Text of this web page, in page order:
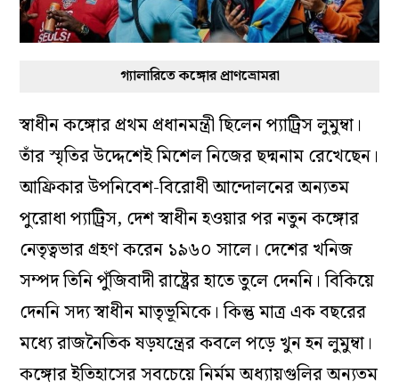
গ্যালারিতে কঙ্গোর প্রাণভ্রোমরা
স্বাধীন কঙ্গোর প্রথম প্রধানমন্ত্রী ছিলেন প্যাট্রিস লুমুম্বা।
তাঁর স্মৃতির উদ্দেশেই মিশেল নিজের ছদ্মনাম রেখেছেন।
আফ্রিকার উপনিবেশ-বিরোধী আন্দোলনের অন্যতম
পুরোধা প্যাট্রিস, দেশ স্বাধীন হওয়ার পর নতুন কঙ্গোর
নেতৃত্বভার গ্রহণ করেন ১৯৬০ সালে। দেশের খনিজ
সম্পদ তিনি পুঁজিবাদী রাষ্ট্রের হাতে তুলে দেননি। বিকিয়ে
দেননি সদ্য স্বাধীন মাতৃভূমিকে। কিন্তু মাত্র এক বছরের
মধ্যে রাজনৈতিক ষড়যন্ত্রের কবলে পড়ে খুন হন লুমুম্বা।
কঙ্গোর ইতিহাসের সবচেয়ে নির্মম অধ্যায়গুলির অন্যতম